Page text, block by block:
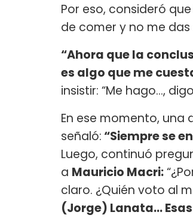
Por eso, consideró
de comer y no me das
“Ahora que la
es algo que me
insistir: “Me hago...,
En ese momento, una
señaló: “Siempre se
Luego, continuó
a Mauricio Macri:
claro. ¿Quién voto al
(Jorge) Lanata...